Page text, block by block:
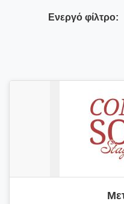
Ενεργό φίλτρο: